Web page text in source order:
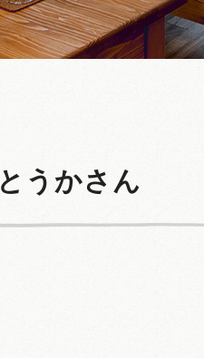
とうかさん